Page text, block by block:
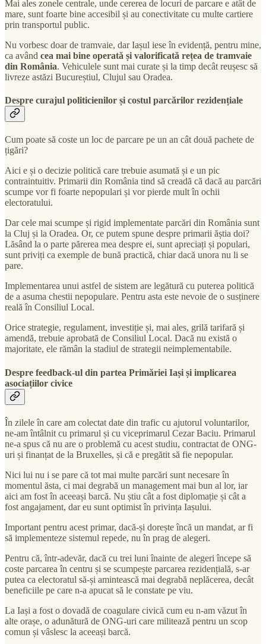
Mai ales zonele centrale, unde cererea de locuri de parcare e atât de
mare, sunt foarte bine accesibil și au conectivitate cu multe cartiere
prin transportul public.
Nu vorbesc doar de tramvaie, dar Iașul iese în evidență, pentru mine,
ca având cea mai bine operată și valorificată rețea de tramvaie
din România. Vehiculele sunt mai curate și la timp decât reușesc să
livreze astăzi Bucureștiul, Clujul sau Oradea.
Despre curajul politicienilor și costul parcărilor rezidențiale
Cum poate să coste un loc de parcare pe un an cât două pachete de
țigări?
Aici e și o decizie politică care trebuie asumată și e un pic
contraintuitiv. Primarii din România tind să creadă că dacă au parcări
scumpe vor fi foarte nepopulari și vor pierde mult în ochii
electoratului.
Dar cele mai scumpe și rigid implementate parcări din România sunt
la Cluj și la Oradea. Or, ce putem spune despre primarii ăștia doi?
Lăsând la o parte părerea mea despre ei, sunt apreciați și populari,
sunt priviți ca exemple de bună practică, chiar dacă unora nu li se
pare.
Implementarea unui astfel de sistem are legătură cu puterea politică
de a asuma chestii nepopulare. Pentru asta este nevoie de o susținere
reală în Consiliul Local.
Orice strategie, regulament, investiție și, mai ales, grilă tarifară și
amendă, trebuie aprobată de Consiliul Local. Dacă nu există o
majoritate, ele rămân la stadiul de strategii neimplementabile.
Despre feedback-ul din partea Primăriei Iași și implicarea
asociațiilor civice
În zilele în care am colectat date din trafic cu ajutorul voluntarilor,
ne-am întâlnit cu primarul și cu viceprimarul Cezar Baciu. Primarul
ne-a spus că nu are o problemă cu acest studiu, contractat de ONG-
uri și finanțat de la Bruxelles, și că e pregătit să fie nepopular.
Nici lui nu i se pare că tot mai multe parcări sunt necesare în
momentul ăsta, ci mai degrabă un management mai bun al lor, iar
aici am fost în aceeași barcă. Nu știu cât a fost diplomație și cât a
fost angajament, dar eu sunt optimist în privința Iașului.
Important pentru acest primar, dacă-și dorește încă un mandat, ar fi
să implementeze sistemul repede, nu în prag de alegeri.
Pentru că, într-adevăr, dacă cu trei luni înainte de alegeri începe să
coste parcarea în centru și se scumpește parcarea rezidențială, s-ar
putea ca electoratul să-și amintească mai degrabă neplăcerea, decât
beneficiile pe care n-a apucat să le constate pe viu.
La Iași a fost o dovadă de coagulare civică cum eu n-am văzut în
alte orașe, o adunătură de ONG-uri care militează pentru un scop
comun și vâslesc la aceeași barcă.